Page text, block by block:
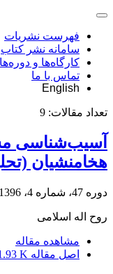
فهرست نشریات
سامانه نشر کتاب
کارگاه‌ها و
تماس با ما
English
تعداد مقالات: 9
آسیب‌شناسی
هخامنشیان
دوره 47، شماره 4، 1396، صفحه
روح اله اسلامی
مشاهده مقاله
اصل مقاله K